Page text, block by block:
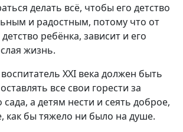
делать всё, чтобы его детство
и радостным, потому что от
ребёнка, зависит и его
жизнь.
XXI века должен быть
все свои горести за
сада, а детям нести и сеять доброе,
как бы тяжело ни было на душе.